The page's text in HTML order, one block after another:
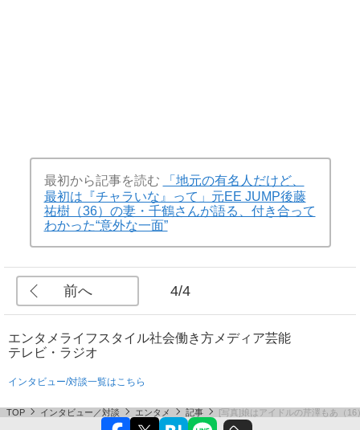
最初から記事を読む
「地元の有名人だけど、
最初は『チャラいな』って」元EE JUMP後藤
祐樹（36）の妻・千鶴さんが語る、付き合って
わかった“意外な一面”
前へ 4/4
エンタメ ライフスタイル社会働き方 メディア芸能
テレビ・ラジオ
インタビュー/対談一覧はこちら
TOP インタビュー／対談 エンタメ 記事 [写真]娘はアイドルの芹澤もあ（